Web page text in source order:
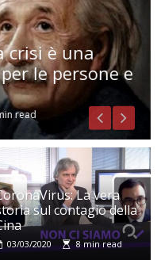
crisi è una
le persone e
read
La vera
sul contagio della
03/03/2020 8 min read